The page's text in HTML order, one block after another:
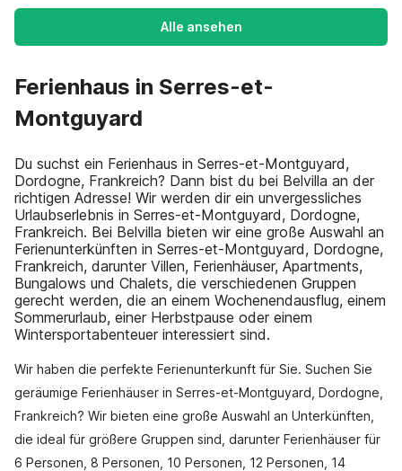
Alle ansehen
Ferienhaus in Serres-et-
Montguyard
Du suchst ein Ferienhaus in Serres-et-Montguyard,
Dordogne, Frankreich? Dann bist du bei Belvilla an der
richtigen Adresse! Wir werden dir ein unvergessliches
Urlaubserlebnis in Serres-et-Montguyard, Dordogne,
Frankreich. Bei Belvilla bieten wir eine große Auswahl an
Ferienunterkünften in Serres-et-Montguyard, Dordogne,
Frankreich, darunter Villen, Ferienhäuser, Apartments,
Bungalows und Chalets, die verschiedenen Gruppen
gerecht werden, die an einem Wochenendausflug, einem
Sommerurlaub, einer Herbstpause oder einem
Wintersportabenteuer interessiert sind.
Wir haben die perfekte Ferienunterkunft für Sie. Suchen Sie
geräumige Ferienhäuser in Serres-et-Montguyard, Dordogne,
Frankreich? Wir bieten eine große Auswahl an Unterkünften,
die ideal für größere Gruppen sind, darunter Ferienhäuser für
6 Personen, 8 Personen, 10 Personen, 12 Personen, 14